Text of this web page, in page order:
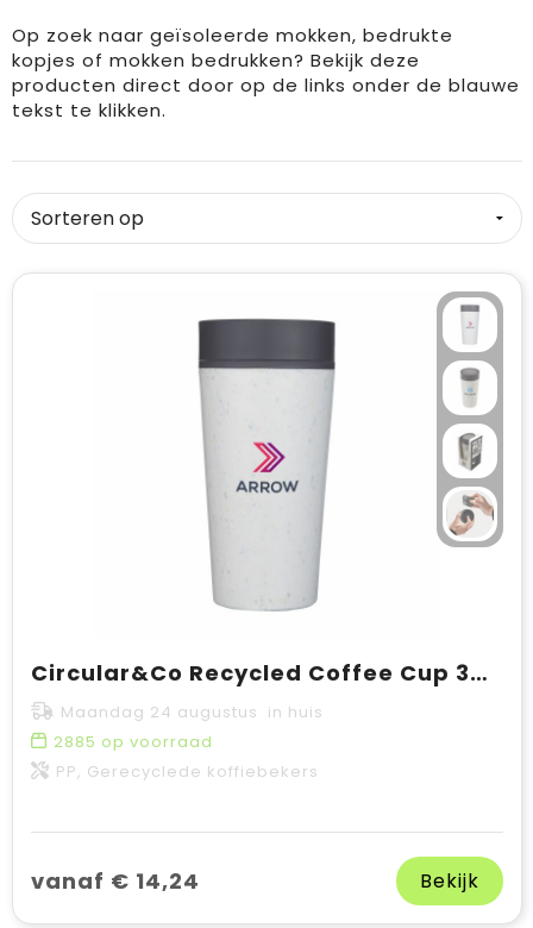
Op zoek naar geïsoleerde mokken, bedrukte
kopjes of mokken bedrukken? Bekijk deze
producten direct door op de links onder de blauwe
tekst te klikken.
Circular&Co Recycled Coffee Cup 340 ml koffiebeker
Maandag 24 augustus in huis
2885 op voorraad
PP, Gerecyclede koffiebekers
vanaf € 14,24 Bekijk